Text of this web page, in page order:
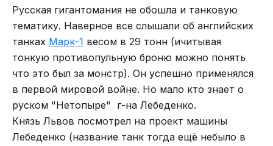
Но судя по отсутвиям упоминаний хер пойми вернулся
доктор Херли или нет
Русская гигантомания не обошла и танковую
тематику. Наверное все слышали об английских
танках Марк-1 весом в 29 тонн (ичитывая
тонкую противопульную броню можно понять
что это был за монстр). Он успешно применялся
в первой мировой войне. Но мало кто знает о
руском "Нетопыре" г-на Лебеденко.
Князь Львов посмотрел на проект машины
Лебеденко (название танк тогда ещё небыло в